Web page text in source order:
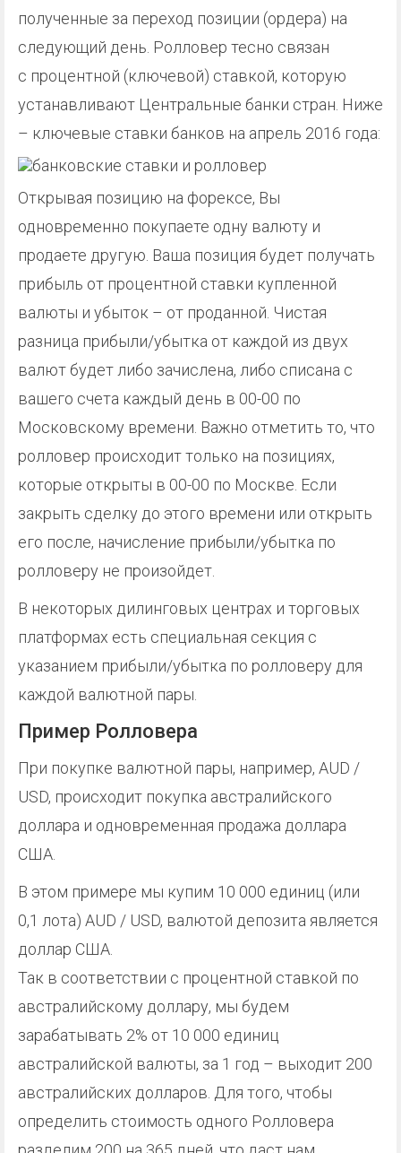
полученные за переход позиции (ордера) на
следующий день. Ролловер тесно связан
с процентной (ключевой) ставкой, которую
устанавливают Центральные банки стран. Ниже
– ключевые ставки банков на апрель 2016 года:
Открывая позицию на форексе, Вы
одновременно покупаете одну валюту и
продаете другую. Ваша позиция будет получать
прибыль от процентной ставки купленной
валюты и убыток – от проданной. Чистая
разница прибыли/убытка от каждой из двух
валют будет либо зачислена, либо списана с
вашего счета каждый день в 00-00 по
Московскому времени. Важно отметить то, что
ролловер происходит только на позициях,
которые открыты в 00-00 по Москве. Если
закрыть сделку до этого времени или открыть
его после, начисление прибыли/убытка по
ролловеру не произойдет.
В некоторых дилинговых центрах и торговых
платформах есть специальная секция с
указанием прибыли/убытка по ролловеру для
каждой валютной пары.
Пример Ролловера
При покупке валютной пары, например, AUD /
USD, происходит покупка австралийского
доллара и одновременная продажа доллара
США.
В этом примере мы купим 10 000 единиц (или
0,1 лота) AUD / USD, валютой депозита является
доллар США.
Так в соответствии с процентной ставкой по
австралийскому доллару, мы будем
зарабатывать 2% от 10 000 единиц
австралийской валюты, за 1 год – выходит 200
австралийских долларов. Для того, чтобы
определить стоимость одного Ролловера